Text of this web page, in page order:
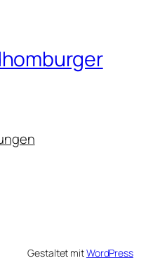
Gestaltet mitWordPress